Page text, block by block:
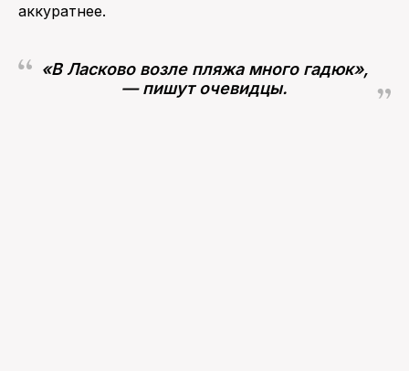
аккуратнее.
«В Ласково возле пляжа много гадюк»,
— пишут очевидцы.